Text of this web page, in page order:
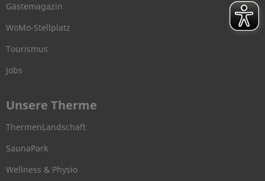
Gästemagazin
WoMo-Stellplatz
Tourismus
Jobs
Unsere Therme
ThermenLandschaft
SaunaPark
Wellness & Physio